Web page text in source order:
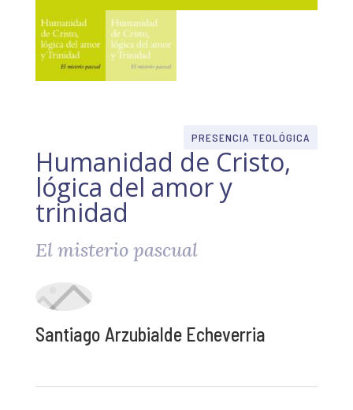
PRESENCIA TEOLÓGICA
Humanidad de Cristo,
lógica del amor y
trinidad
El misterio pascual
Santiago Arzubialde Echeverria